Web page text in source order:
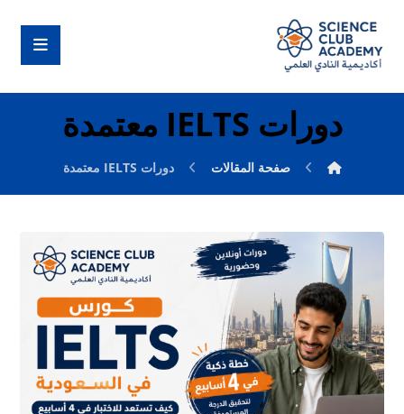
دورات IELTS معتمدة
صفحة المقالات دورات IELTS معتمدة